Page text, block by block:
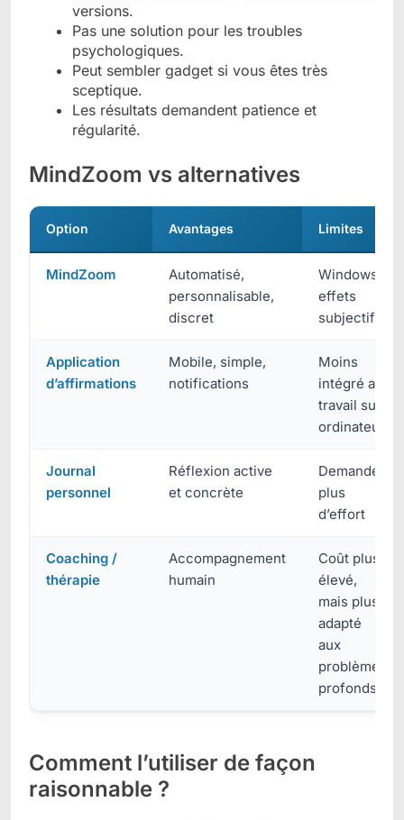
versions.
Pas une solution pour les troubles
psychologiques.
Peut sembler gadget si vous êtes très
sceptique.
Les résultats demandent patience et
régularité.
MindZoom vs alternatives
Option Avantages Limites
MindZoom
Automatisé,
personnalisable,
discret
Windows,
effets
subjectifs
Application
d’affirmations
Mobile, simple,
notifications
Moins
intégré au
travail sur
ordinateur
Journal
personnel
Réflexion active
et concrète
Demande
plus
d’effort
Coaching /
thérapie
Accompagnement
humain
Coût plus
élevé,
mais plus
adapté
aux
problèmes
profonds
Comment l’utiliser de façon
raisonnable ?